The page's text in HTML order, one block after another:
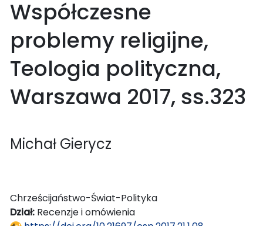
Współczesne
problemy religijne,
Teologia polityczna,
Warszawa 2017, ss.323
Michał Gierycz
Chrześcijaństwo-Świat-Polityka
Dział: Recenzje i omówienia